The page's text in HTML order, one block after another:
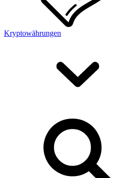
Kryptowährungen